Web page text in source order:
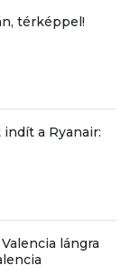
térképpel!
a Ryanair:
lángra